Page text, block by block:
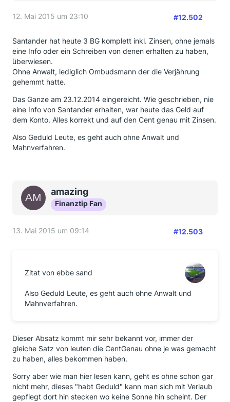
12. Mai 2015 um 23:10 #12.502
Santander hat heute 3 BG komplett inkl. Zinsen, ohne jemals
eine Info oder ein Schreiben von denen erhalten zu haben,
überwiesen.
Ohne Anwalt, lediglich Ombudsmann der die Verjährung
gehemmt hatte.
Das Ganze am 23.12.2014 eingereicht. Wie geschrieben, nie
eine Info von Santander erhalten, war heute das Geld auf
dem Konto. Alles korrekt und auf den Cent genau mit Zinsen.
Also Geduld Leute, es geht auch ohne Anwalt und
Mahnverfahren.
amazing
Finanztip Fan
13. Mai 2015 um 09:14 #12.503
Zitat von ebbe sand
Also Geduld Leute, es geht auch ohne Anwalt und
Mahnverfahren.
Dieser Absatz kommt mir sehr bekannt vor, immer der
gleiche Satz von leuten die CentGenau ohne je was gemacht
zu haben, alles bekommen haben.
Sorry aber wie man hier lesen kann, geht es ohne schon gar
nicht mehr, dieses "habt Geduld" kann man sich mit Verlaub
gepflegt dort hin stecken wo keine Sonne hin scheint. Der